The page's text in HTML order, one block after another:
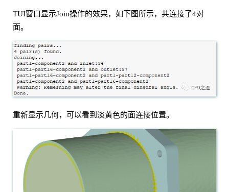
TUI窗口显示Join操作的效果，如下图所示，共连接了4对
面。
重新显示几何，可以看到淡黄色的面连接位置。